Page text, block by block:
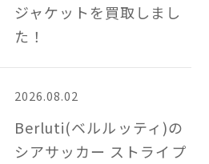
ジャケットを買取しまし
た！
2026.08.02
Berluti(ベルルッティ)の
シアサッカー ストライプ